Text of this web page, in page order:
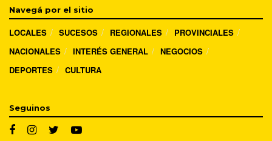
Navegá por el sitio
LOCALES SUCESOS REGIONALES
PROVINCIALES
NACIONALES
INTERÉS GENERAL
NEGOCIOS
DEPORTES
CULTURA
Seguinos